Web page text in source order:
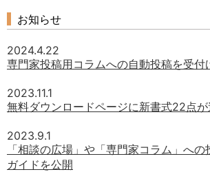
お知らせ
2024.4.22
専門家投稿用コラムへの自動投稿を受付
2023.11.1
無料ダウンロードページに新書式22点が
2023.9.1
「相談の広場」や「専門家コラム」へ
ガイドを公開